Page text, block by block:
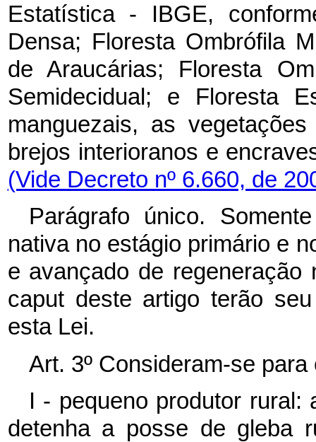
Estatística - IBGE,
Densa; Floresta Ombrófila
de Araucárias; Floresta
Semidecidual; e Floresta
manguezais, as
brejos interioranos e
(Vide Decreto nº 6.660, de
Parágrafo único.
nativa no estágio primário e
e avançado de regeneração
caput deste artigo terão
esta Lei.
Art. 3º Consideram-se
I - pequeno produtor rural:
detenha a posse de gleba